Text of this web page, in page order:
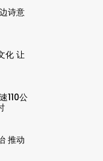
诗意
化 让
110公
推动